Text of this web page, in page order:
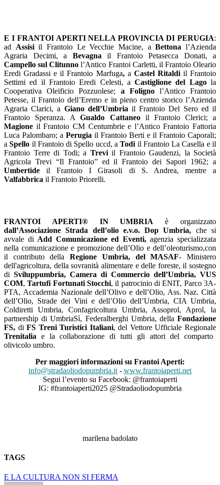
E I FRANTOI APERTI NELLA PROVINCIA DI PERUGIA:
ad Assisiil Frantoio Le Vecchie Macine, aBettonal’Azienda
Agraria Decimi, a Bevagna il Frantoio Petasecca Donati, a
Campello sul Clitunnol’Antico Frantoi Carletti, il Frantoio Oleario
Eredi Gradassi e il Frantoio Marfuga, a Castel Ritaldi il Frantoio
Settimi ed il Frantoio Eredi Celesti, aCastiglione del Lagola
Cooperativa Oleificio Pozzuolese; a Foligno l’Antico Frantoio
Petesse, il Frantoio dell’Eremo e in pieno centro storico l’Azienda
Agraria Clarici, a Giano dell’Umbriail Frantoio Del Sero ed il
Frantoio Speranza. AGualdo Cattaneo il Frantoio Clerici; a
Magione il Frantoio CM Centumbrie e l’Antico Frantoio Fattoria
Luca Palombaro; a Perugia il Frantoio Berti e il Frantoio Caporali;
aSpello il Frantoio di Spello uccd, aTodi il Frantoio La Casella e il
Frantoio Terre di Todi; a Trevi il Frantoio Gaudenzi, la Società
Agricola Trevi “Il Frantoio” ed il Frantoio dei Sapori 1962; a
Umbertideil Frantoio I Girasoli di S. Andrea, mentre a
Valfabbrica il Frantoio Priorelli.
FRANTOI APERTI® IN UMBRIA
è organizzato
dall’Associazione Strada dell’olio e.v.o. Dop Umbria, che si
avvale di Add Comunicazione ed Eventi,agenzia specializzata
nella comunicazione e promozione dell’Olio e dell’oleoturismo,con
il contributo dellaRegione Umbria, del MASAF- Ministero
dell'agricoltura, della sovranità alimentare e delle foreste, il sostegno
di Sviluppumbria, Camera di Commercio dell’Umbria, VUS
COM,Tartufi Fortunati Stocchi, il patrocinio di ENIT, Parco 3A-
PTA, Accademia Nazionale dell’Olivo e dell’Olio, Ass. Naz. Città
dell’Olio, Strade dei Vini e dell’Olio dell’Umbria, CIA Umbria,
Coldiretti Umbria, Confagricoltura Umbria, Assoprol, Aprol, la
partnership di UmbriaSì, Federalberghi Umbria, della Fondazione
FS, diFS Treni Turistici Italiani, del Vettore Ufficiale Regionale
Trenitalia e la collaborazione di tutti gli attori del comparto
olivicolo umbro.
Per maggiori informazioni su Frantoi Aperti:
info@stradaoliodopumbria.it - www.frantoiaperti.net
Segui l’evento su Facebook: @frantoiaperti
IG: #frantoiaperti2025 @Stradaoliodopumbria
marilena badolato
TAGS
E LA CULTURA NON SI FERMA